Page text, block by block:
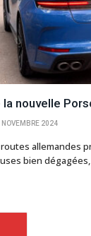
la nouvelle
NOVEMBRE 2024
allemandes
bien